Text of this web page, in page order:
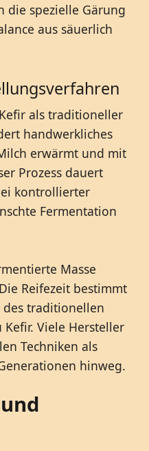
die spezielle Gärung
aus säuerlich
als traditioneller
handwerkliches
erwärmt und mit
Prozess dauert
kontrollierter
Fermentation
Masse
Reifezeit bestimmt
traditionellen
Kefir. Viele Hersteller
Techniken als
hinweg.